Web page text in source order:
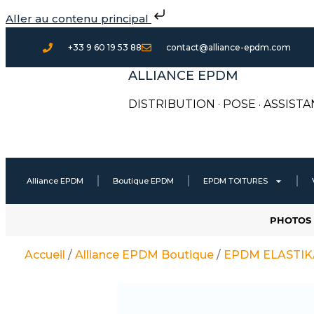
Aller au contenu principal
au
contenu
+33 9 60 19 53 88 contact@alliance-epdm.com
ALLIANCE EPDM
DISTRIBUTION · POSE ·
Alliance EPDM Boutique EPDM EPDM TOITURES
Accueil / Alliance EPDM Boutique/ EPDM